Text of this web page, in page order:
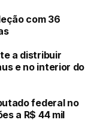
com 36
a distribuir
e no interior do
federal no
a R$ 44 mil